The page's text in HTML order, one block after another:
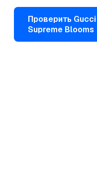
Проверить Gucci
Supreme Blooms